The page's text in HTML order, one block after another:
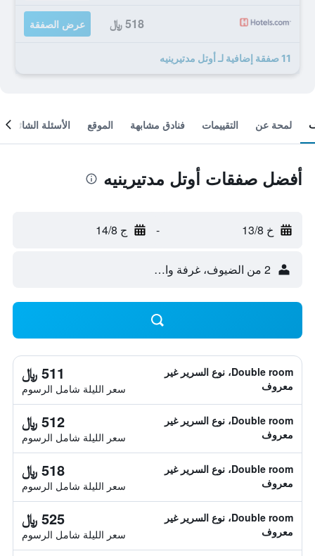
518 ﷼ عرض الصفقة
11 صفقة إضافية لـ أوتل مدتيرينيه
لمحة عن التقييمات فنادق مشابهة الموقع الأسئلة الشائعة
أفضل صفقات أوتل مدتيرينيه
خ 13/8 - ج 14/8
2 من الضيوف، غرفة واحدة
Double room، نوع السرير غير
معروف
511 ﷼
سعر الليلة شامل الرسوم
Double room، نوع السرير غير
معروف
512 ﷼
سعر الليلة شامل الرسوم
Double room، نوع السرير غير
معروف
518 ﷼
سعر الليلة شامل الرسوم
Double room، نوع السرير غير
معروف
525 ﷼
سعر الليلة شامل الرسوم